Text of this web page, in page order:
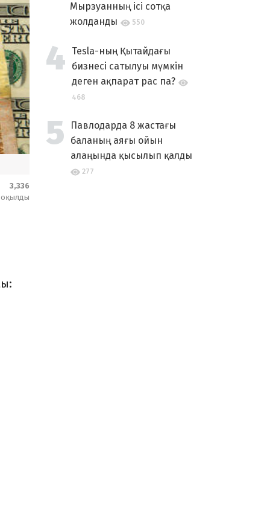
3,336
оқылды
Мырзуанның ісі сотқа
жолданды
550
Tesla-ның Қытайдағы
бизнесі сатылуы мүмкін
деген ақпарат рас па?
468
Павлодарда 8 жастағы
баланың аяғы ойын
алаңында қысылып қалды
277